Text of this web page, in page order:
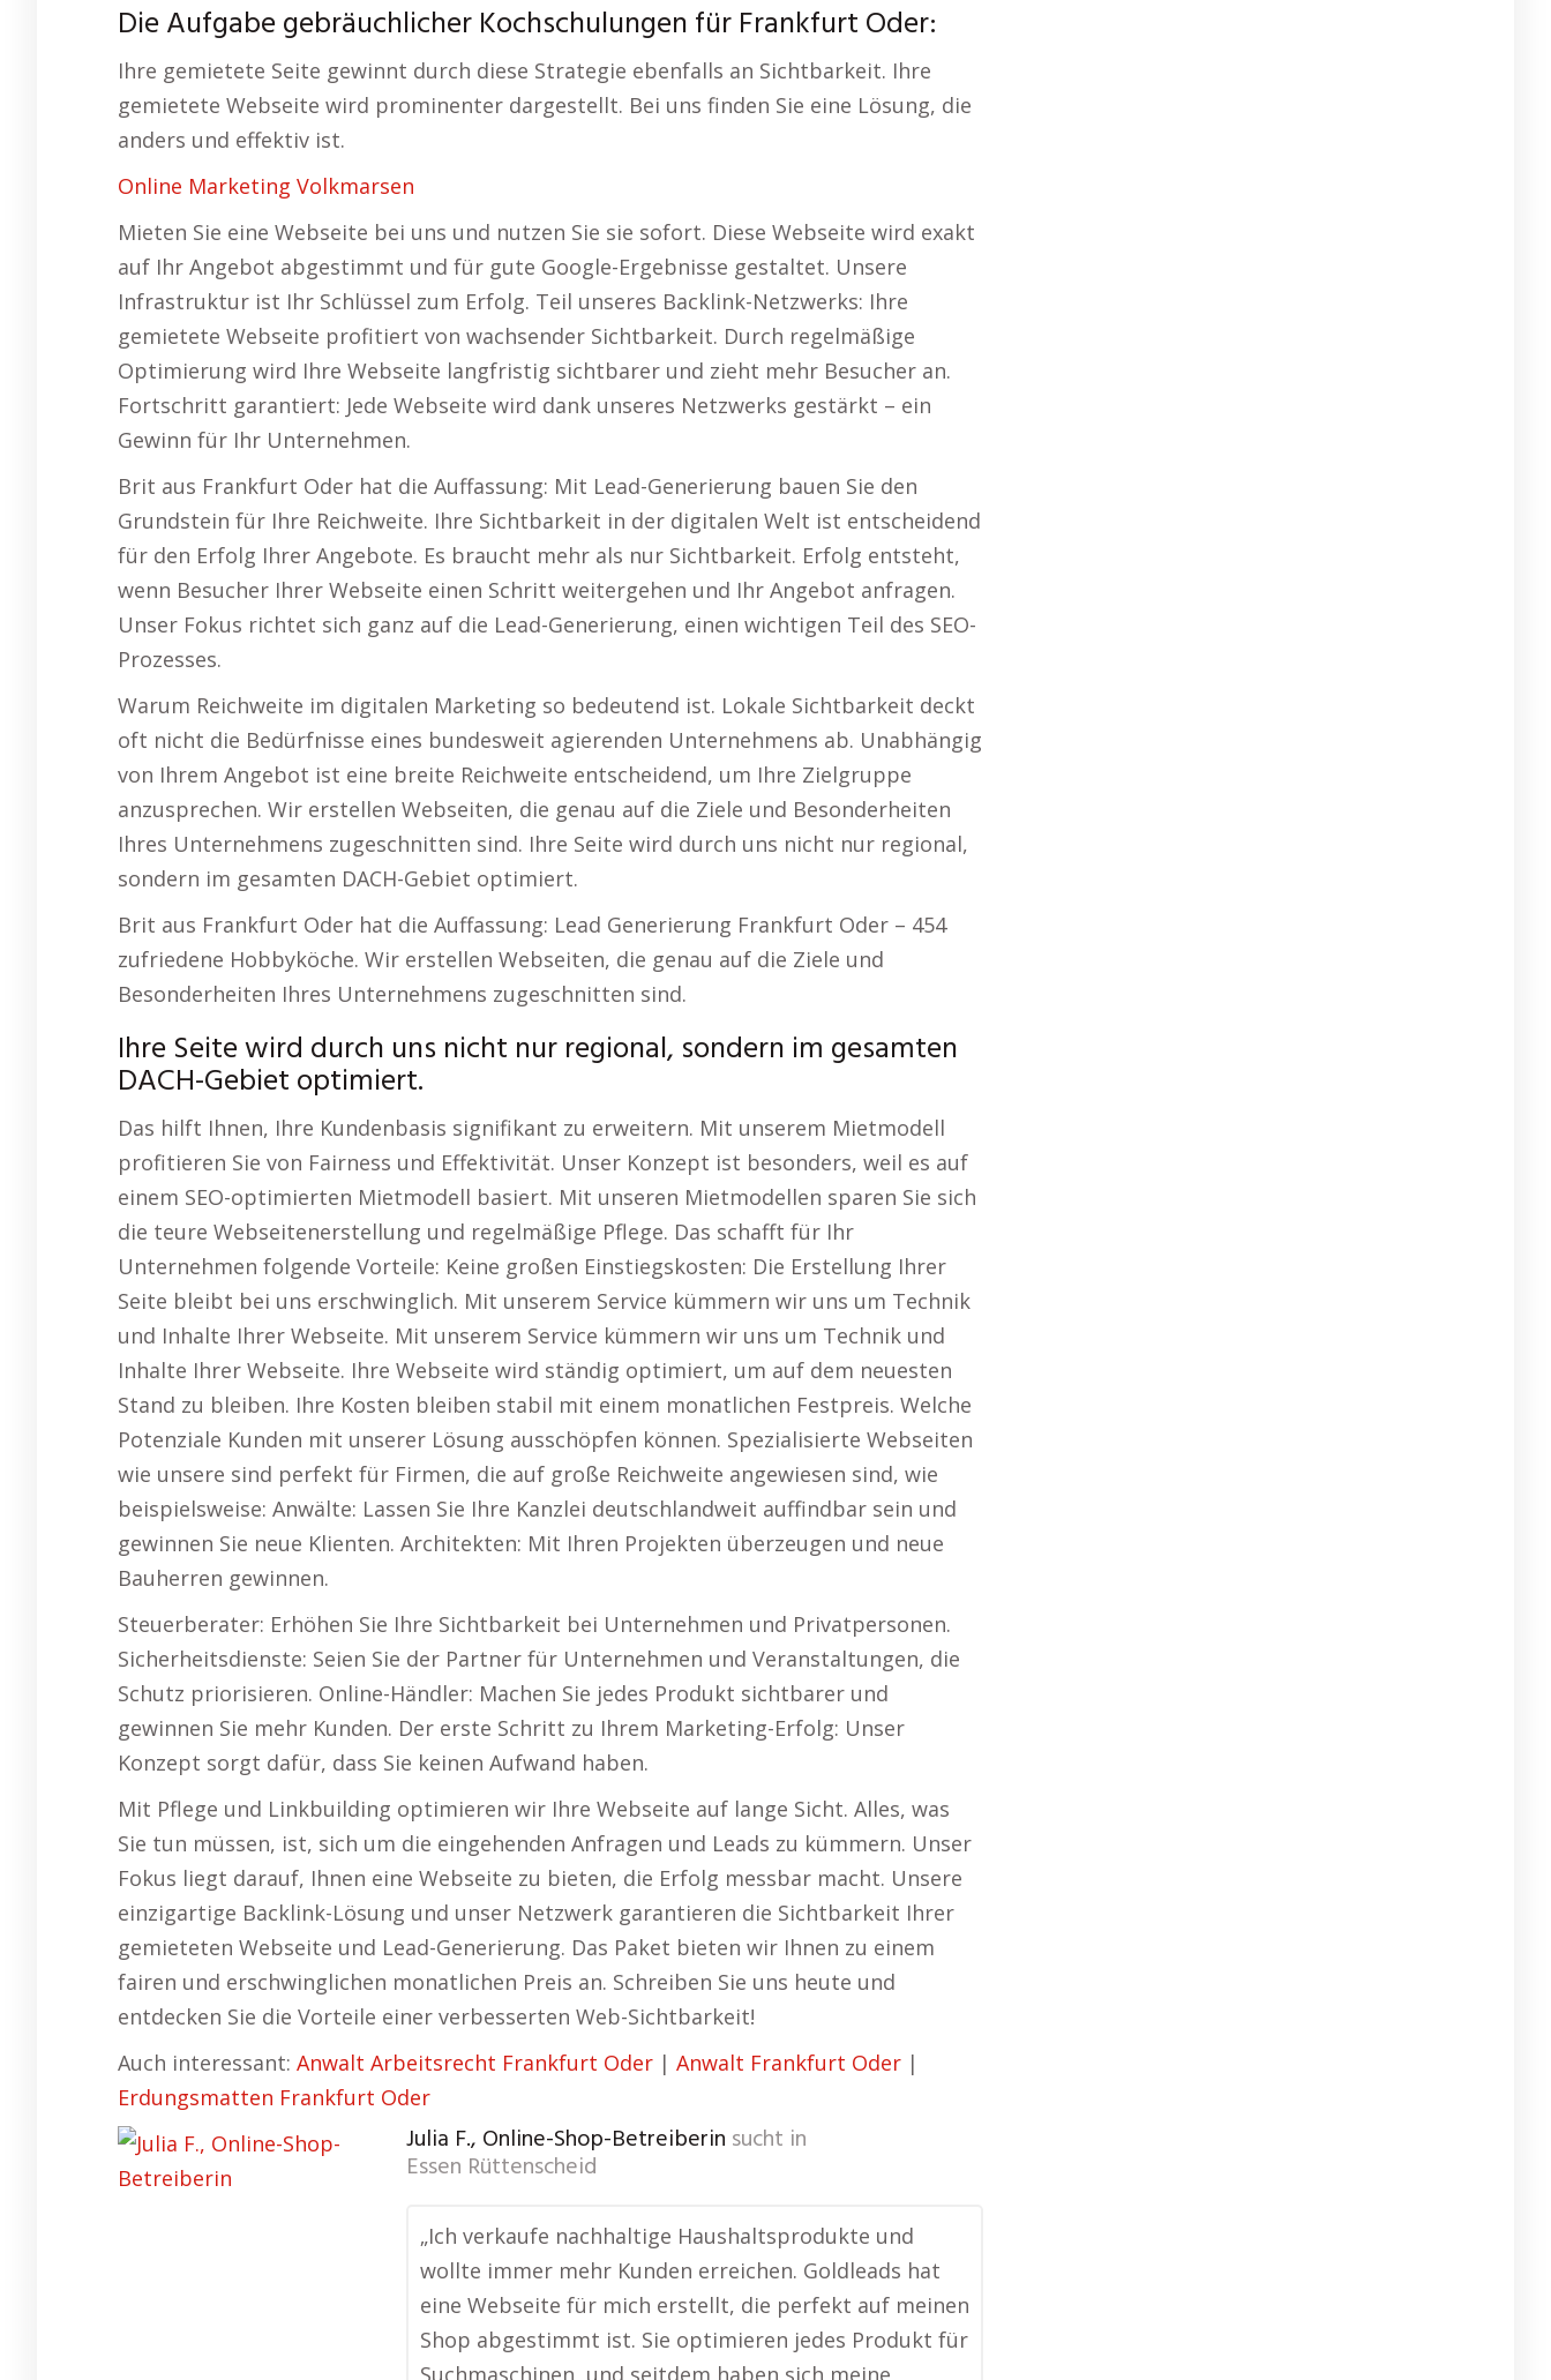
Die Aufgabe gebräuchlicher Kochschulungen für Frankfurt Oder:
Ihre gemietete Seite gewinnt durch diese Strategie ebenfalls an Sichtbarkeit. Ihre
gemietete Webseite wird prominenter dargestellt. Bei uns finden Sie eine Lösung, die
anders und effektiv ist.
Online Marketing Volkmarsen
Mieten Sie eine Webseite bei uns und nutzen Sie sie sofort. Diese Webseite wird exakt
auf Ihr Angebot abgestimmt und für gute Google-Ergebnisse gestaltet. Unsere
Infrastruktur ist Ihr Schlüssel zum Erfolg. Teil unseres Backlink-Netzwerks: Ihre
gemietete Webseite profitiert von wachsender Sichtbarkeit. Durch regelmäßige
Optimierung wird Ihre Webseite langfristig sichtbarer und zieht mehr Besucher an.
Fortschritt garantiert: Jede Webseite wird dank unseres Netzwerks gestärkt – ein
Gewinn für Ihr Unternehmen.
Brit aus Frankfurt Oder hat die Auffassung: Mit Lead-Generierung bauen Sie den
Grundstein für Ihre Reichweite. Ihre Sichtbarkeit in der digitalen Welt ist entscheidend
für den Erfolg Ihrer Angebote. Es braucht mehr als nur Sichtbarkeit. Erfolg entsteht,
wenn Besucher Ihrer Webseite einen Schritt weitergehen und Ihr Angebot anfragen.
Unser Fokus richtet sich ganz auf die Lead-Generierung, einen wichtigen Teil des SEO-
Prozesses.
Warum Reichweite im digitalen Marketing so bedeutend ist. Lokale Sichtbarkeit deckt
oft nicht die Bedürfnisse eines bundesweit agierenden Unternehmens ab. Unabhängig
von Ihrem Angebot ist eine breite Reichweite entscheidend, um Ihre Zielgruppe
anzusprechen. Wir erstellen Webseiten, die genau auf die Ziele und Besonderheiten
Ihres Unternehmens zugeschnitten sind. Ihre Seite wird durch uns nicht nur regional,
sondern im gesamten DACH-Gebiet optimiert.
Brit aus Frankfurt Oder hat die Auffassung: Lead Generierung Frankfurt Oder – 454
zufriedene Hobbyköche. Wir erstellen Webseiten, die genau auf die Ziele und
Besonderheiten Ihres Unternehmens zugeschnitten sind.
Ihre Seite wird durch uns nicht nur regional, sondern im gesamten
DACH-Gebiet optimiert.
Das hilft Ihnen, Ihre Kundenbasis signifikant zu erweitern. Mit unserem Mietmodell
profitieren Sie von Fairness und Effektivität. Unser Konzept ist besonders, weil es auf
einem SEO-optimierten Mietmodell basiert. Mit unseren Mietmodellen sparen Sie sich
die teure Webseitenerstellung und regelmäßige Pflege. Das schafft für Ihr
Unternehmen folgende Vorteile: Keine großen Einstiegskosten: Die Erstellung Ihrer
Seite bleibt bei uns erschwinglich. Mit unserem Service kümmern wir uns um Technik
und Inhalte Ihrer Webseite. Mit unserem Service kümmern wir uns um Technik und
Inhalte Ihrer Webseite. Ihre Webseite wird ständig optimiert, um auf dem neuesten
Stand zu bleiben. Ihre Kosten bleiben stabil mit einem monatlichen Festpreis. Welche
Potenziale Kunden mit unserer Lösung ausschöpfen können. Spezialisierte Webseiten
wie unsere sind perfekt für Firmen, die auf große Reichweite angewiesen sind, wie
beispielsweise: Anwälte: Lassen Sie Ihre Kanzlei deutschlandweit auffindbar sein und
gewinnen Sie neue Klienten. Architekten: Mit Ihren Projekten überzeugen und neue
Bauherren gewinnen.
Steuerberater: Erhöhen Sie Ihre Sichtbarkeit bei Unternehmen und Privatpersonen.
Sicherheitsdienste: Seien Sie der Partner für Unternehmen und Veranstaltungen, die
Schutz priorisieren. Online-Händler: Machen Sie jedes Produkt sichtbarer und
gewinnen Sie mehr Kunden. Der erste Schritt zu Ihrem Marketing-Erfolg: Unser
Konzept sorgt dafür, dass Sie keinen Aufwand haben.
Mit Pflege und Linkbuilding optimieren wir Ihre Webseite auf lange Sicht. Alles, was
Sie tun müssen, ist, sich um die eingehenden Anfragen und Leads zu kümmern. Unser
Fokus liegt darauf, Ihnen eine Webseite zu bieten, die Erfolg messbar macht. Unsere
einzigartige Backlink-Lösung und unser Netzwerk garantieren die Sichtbarkeit Ihrer
gemieteten Webseite und Lead-Generierung. Das Paket bieten wir Ihnen zu einem
fairen und erschwinglichen monatlichen Preis an. Schreiben Sie uns heute und
entdecken Sie die Vorteile einer verbesserten Web-Sichtbarkeit!
Auch interessant: Anwalt Arbeitsrecht Frankfurt Oder | Anwalt Frankfurt Oder |
Erdungsmatten Frankfurt Oder
Julia F., Online-Shop-Betreiberin sucht in
Essen Rüttenscheid
„Ich verkaufe nachhaltige Haushaltsprodukte und
wollte immer mehr Kunden erreichen. Goldleads hat
eine Webseite für mich erstellt, die perfekt auf meinen
Shop abgestimmt ist. Sie optimieren jedes Produkt für